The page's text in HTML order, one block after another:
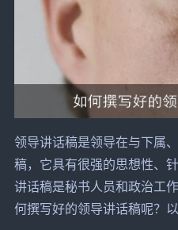
领导讲话稿是领导在与下属、
稿，它具有很强的思想性、
讲话稿是秘书人员和政治工
何撰写好的领导讲话稿呢？